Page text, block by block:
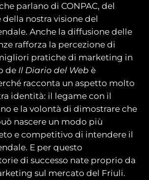
parlano di CONPAC, del
della nostra visione del
Anche la diffusione delle
rafforza la percezione di
pratiche di marketing in
de Il Diario del Web è
racconta un aspetto molto
identità: il legame con il
e la volontà di dimostrare che
nascere un modo più
e competitivo di intendere il
E per questo
di successo nate proprio da
sul mercato del Friuli.